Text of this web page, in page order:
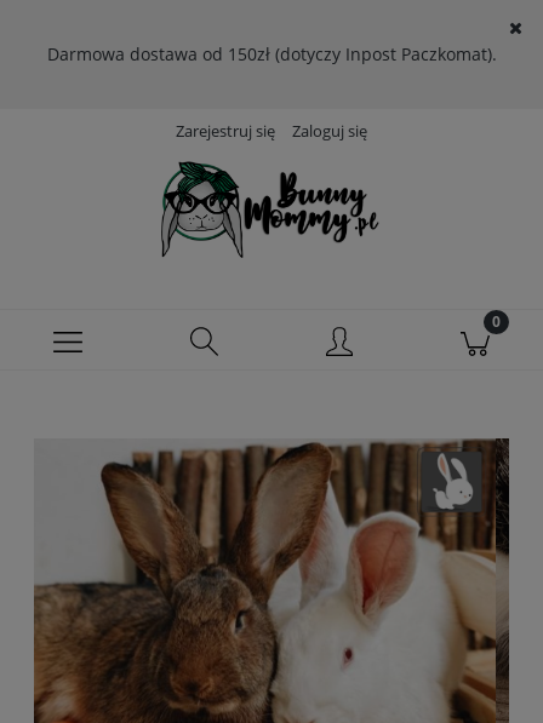
Darmowa dostawa od 150zł (dotyczy Inpost Paczkomat).
Zarejestruj się Zaloguj się